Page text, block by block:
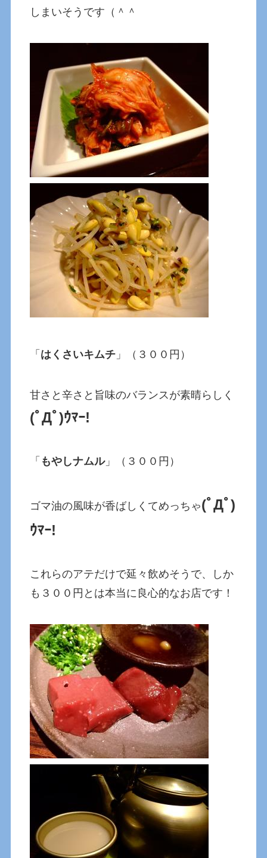
しまいそうです（＾＾
「 はくさいキムチ 」（３００円）
甘さと辛さと旨味のバランスが素晴らしく
(ﾟДﾟ)ｳﾏｰ!
「 もやしナムル」（３００円）
ゴマ油の風味が香ばしくてめっちゃ(ﾟДﾟ)
ｳﾏｰ!
これらのアテだけで延々飲めそうで、しか
も３００円とは本当に良心的なお店です！